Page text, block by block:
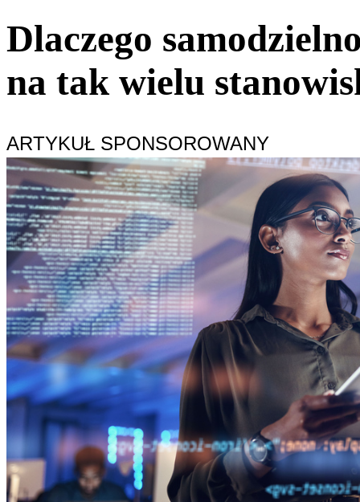
Dlaczego
na tak wielu
ARTYKUŁ SPONSOROWANY